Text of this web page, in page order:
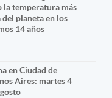
la temperatura más
del planeta en los
14 años
en Ciudad de
Aires: martes 4